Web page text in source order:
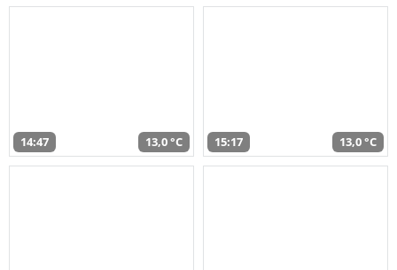
14:47 13,0 °C 15:17 13,0 °C